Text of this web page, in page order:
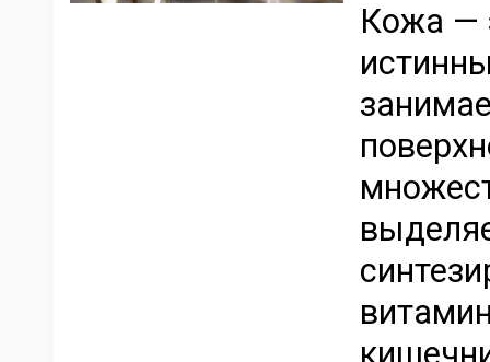
Кожа —